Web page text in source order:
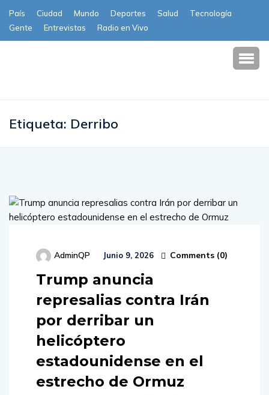
País Ciudad Mundo Deportes Salud
Tecnología
Gente
Entrevistas Radio en Vivo
Etiqueta: Derribo
AdminQP Junio 9, 2026 Comments (0)
Trump anuncia
represalias contra Irán
por derribar un
helicóptero
estadounidense en el
estrecho de Ormuz